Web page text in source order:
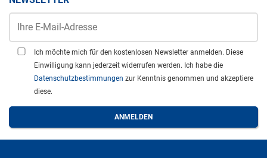
Ich möchte mich für den kostenlosen Newsletter anmelden. Diese
Einwilligung kann jederzeit widerrufen werden. Ich habe die
Datenschutzbestimmungen zur Kenntnis genommen und akzeptiere
diese.